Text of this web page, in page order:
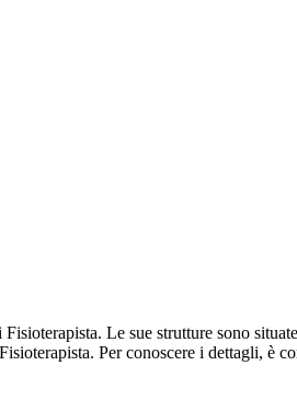
Le sue strutture sono
Per conoscere i dettagli, è